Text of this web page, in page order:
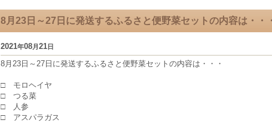
8月23日～27日に発送するふるさと便野菜セットの内容は・・
2021年08月21日
8月23日～27日に発送するふるさと便野菜セットの内容は・・・
□ モロヘイヤ
□ つる菜
□ 人参
□ アスパラガス